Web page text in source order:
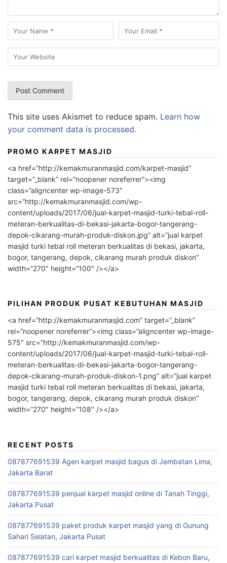
This site uses Akismet to reduce spam. Learn how
your comment data is processed.
PROMO KARPET MASJID
<a href=”http://kemakmuranmasjid.com/karpet-masjid”
target=”_blank” rel=”noopener noreferrer”><img
class=”aligncenter wp-image-573″
src=”http://kemakmuranmasjid.com/wp-
content/uploads/2017/06/jual-karpet-masjid-turki-tebal-roll-
meteran-berkualitas-di-bekasi-jakarta-bogor-tangerang-
depok-cikarang-murah-produk-diskon.jpg” alt=”jual karpet
masjid turki tebal roll meteran berkualitas di bekasi, jakarta,
bogor, tangerang, depok, cikarang murah produk diskon”
width=”270″ height=”100″ /></a>
PILIHAN PRODUK PUSAT KEBUTUHAN MASJID
<a href=”http://kemakmuranmasjid.com” target=”_blank”
rel=”noopener noreferrer”><img class=”aligncenter wp-image-
575″ src=”http://kemakmuranmasjid.com/wp-
content/uploads/2017/06/jual-karpet-masjid-turki-tebal-roll-
meteran-berkualitas-di-bekasi-jakarta-bogor-tangerang-
depok-cikarang-murah-produk-diskon-1.png” alt=”jual karpet
masjid turki tebal roll meteran berkualitas di bekasi, jakarta,
bogor, tangerang, depok, cikarang murah produk diskon”
width=”270″ height=”108″ /></a>
RECENT POSTS
087877691539 Agen karpet masjid bagus di Jembatan Lima,
Jakarta Barat
087877691539 penjual karpet masjid online di Tanah Tinggi,
Jakarta Pusat
087877691539 paket produk karpet masjid yang di Gunung
Sahari Selatan, Jakarta Pusat
087877691539 cari karpet masjid berkualitas di Kebon Baru,